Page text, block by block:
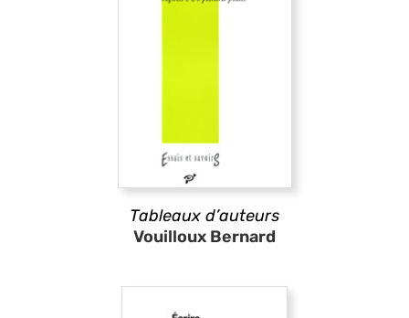
Tableaux d’auteurs
Vouilloux Bernard